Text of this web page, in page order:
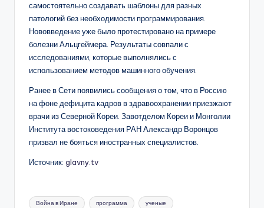
самостоятельно создавать шаблоны для разных
патологий без необходимости программирования.
Нововведение уже было протестировано на примере
болезни Альцгеймера. Результаты совпали с
исследованиями, которые выполнялись с
использованием методов машинного обучения.
Ранее в Сети появились сообщения о том, что в Россию
на фоне дефицита кадров в здравоохранении приезжают
врачи из Северной Кореи. Завотделом Кореи и Монголии
Института востоковедения РАН Александр Воронцов
призвал не бояться иностранных специалистов.
Источник: glavny.tv
Метки:
Война в Иране программа ученые